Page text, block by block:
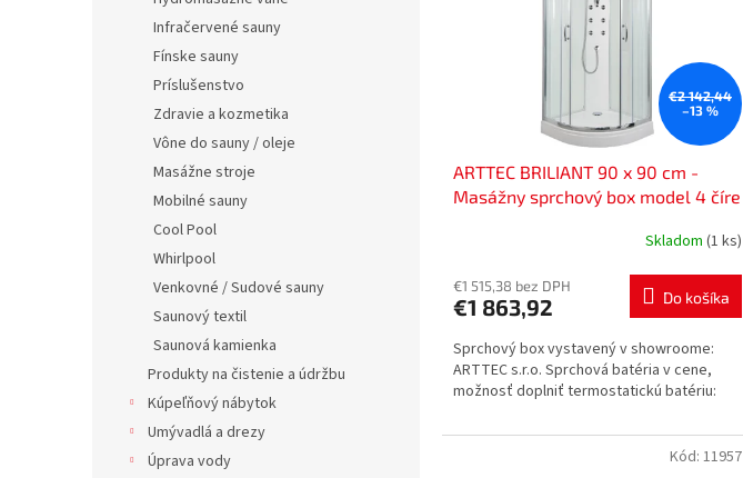
Infračervené sauny
Fínske sauny
Príslušenstvo
Zdravie a kozmetika
Vône do sauny / oleje
Masážne stroje
Mobilné sauny
Cool Pool
Whirlpool
Venkovné / Sudové sauny
Saunový textil
Saunová kamienka
Produkty na čistenie a údržbu
Kúpeľňový nábytok
Umývadlá a drezy
Úprava vody
€2 142,44
–13 %
ARTTEC BRILIANT 90 x 90 cm -
Masážny sprchový box model 4 číre
Skladom (1 ks)
€1 515,38 bez DPH
€1 863,92 Do košíka
Sprchový box vystavený v showroome:
ARTTEC s.r.o. Sprchová batéria v cene,
možnosť doplniť termostatickú batériu:
Kód: 11957